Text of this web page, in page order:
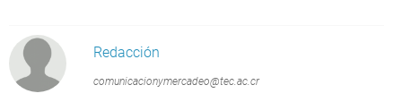
Redacción
comunicacionymercadeo@tec.ac.cr